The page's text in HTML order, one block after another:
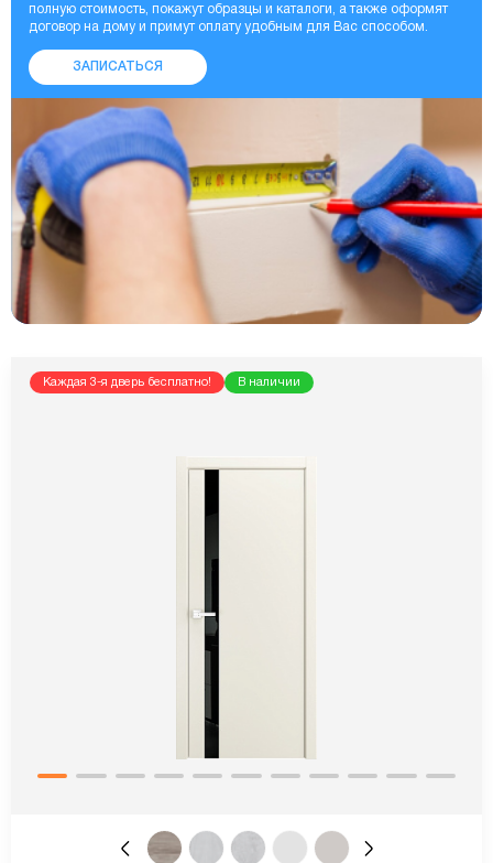
полную стоимость, покажут образцы и каталоги, а также оформят
договор на дому и примут оплату удобным для Вас способом.
ЗАПИСАТЬСЯ
Каждая 3-я дверь бесплатно! В наличии